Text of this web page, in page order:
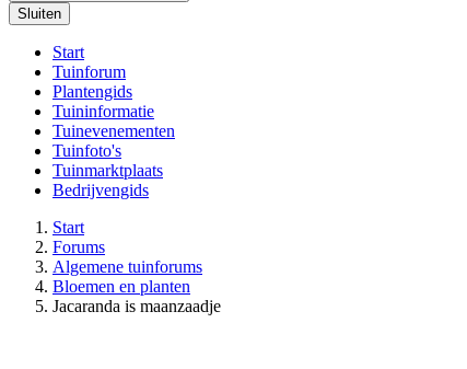
Sluiten
Start
Tuinforum
Plantengids
Tuininformatie
Tuinevenementen
Tuinfoto's
Tuinmarktplaats
Bedrijvengids
Start
Forums
Algemene tuinforums
Bloemen en planten
Jacaranda is maanzaadje